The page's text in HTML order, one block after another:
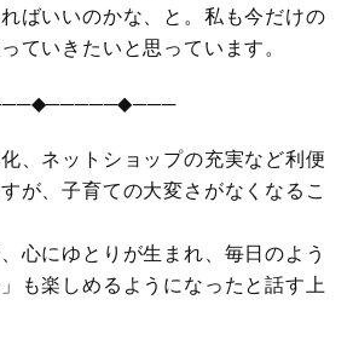
ばいいのかな、と。私も今だけの
ていきたいと思っています。
、ネットショップの充実など利便
が、子育ての大変さがなくなるこ
心にゆとりが生まれ、毎日のよう
も楽しめるようになったと話す上